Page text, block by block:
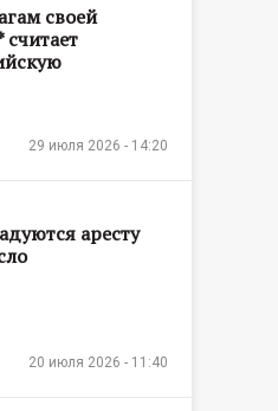
своей
29 июля 2026 - 14:20
аресту
20 июля 2026 - 11:40